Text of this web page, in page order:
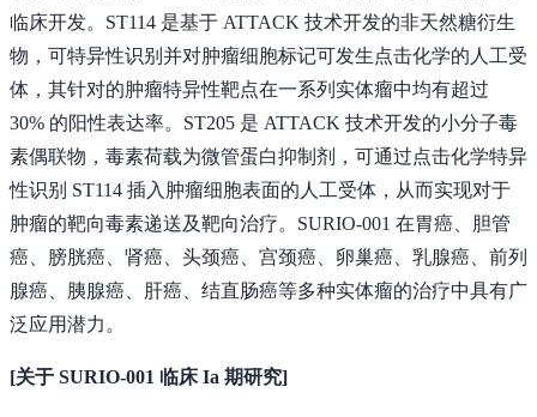
临床开发。ST114 是基于 ATTACK 技术开发的非天然糖衍生
物，可特异性识别并对肿瘤细胞标记可发生点击化学的人工受
体，其针对的肿瘤特异性靶点在一系列实体瘤中均有超过
30% 的阳性表达率。ST205 是 ATTACK 技术开发的小分子毒
素偶联物，毒素荷载为微管蛋白抑制剂，可通过点击化学特异
性识别 ST114 插入肿瘤细胞表面的人工受体，从而实现对于
肿瘤的靶向毒素递送及靶向治疗。SURIO-001 在胃癌、胆管
癌、膀胱癌、肾癌、头颈癌、宫颈癌、卵巢癌、乳腺癌、前列
腺癌、胰腺癌、肝癌、结直肠癌等多种实体瘤的治疗中具有广
泛应用潜力。
[关于 SURIO-001 临床 Ia 期研究]